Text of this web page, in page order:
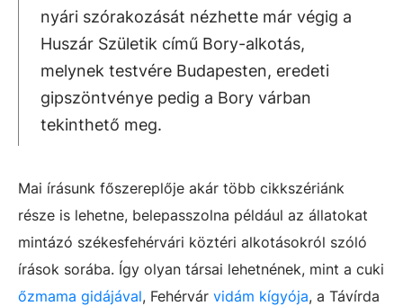
nyári szórakozását nézhette már végig a
Huszár Születik című Bory-alkotás,
melynek testvére Budapesten, eredeti
gipszöntvénye pedig a Bory várban
tekinthető meg.
Mai írásunk főszereplője akár több cikkszériánk
része is lehetne, belepasszolna például az állatokat
mintázó székesfehérvári köztéri alkotásokról szóló
írások sorába. Így olyan társai lehetnének, mint a cuki
őzmama gidájával, Fehérvár vidám kígyója, a Távírda